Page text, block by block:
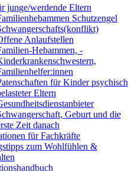
junge/werdende Eltern
Schutzengel
Anlaufstellen
Hebammen, -
für Kinder psychisch
Eltern
Geburt und die
Zeit danach
für Fachkräfte
zum Wohlfühlen &